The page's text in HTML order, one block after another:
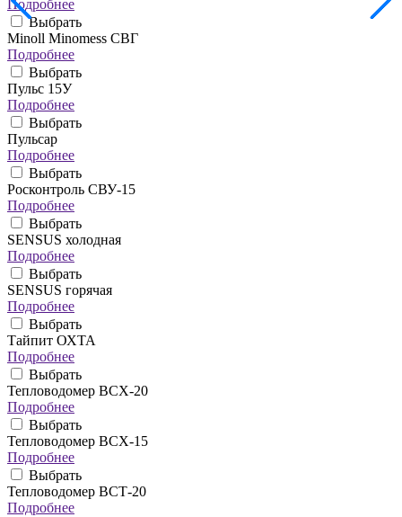
Подробнее
Выбрать
Minoll Minomess СВГ
Подробнее
Выбрать
Пульс 15У
Подробнее
Выбрать
Пульсар
Подробнее
Выбрать
Росконтроль СВУ-15
Подробнее
Выбрать
SENSUS холодная
Подробнее
Выбрать
SENSUS горячая
Подробнее
Выбрать
Тайпит ОХТА
Подробнее
Выбрать
Тепловодомер ВСХ-20
Подробнее
Выбрать
Тепловодомер ВСХ-15
Подробнее
Выбрать
Тепловодомер ВСТ-20
Подробнее